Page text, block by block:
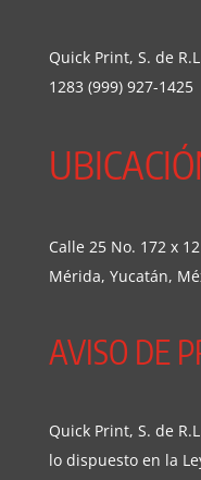
Quick Print, S. de
1283 (999) 927-1425
Calle 25 No. 172 x
Mérida, Yucatán,
AVISO DE
Quick Print, S. de
lo dispuesto en la